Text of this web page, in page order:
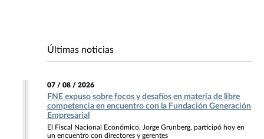
Últimas noticias
07 / 08 / 2026
FNE expuso sobre focos y desafíos en materia de libre
competencia en encuentro con la Fundación Generación
Empresarial
El Fiscal Nacional Económico, Jorge Grunberg, participó hoy en
un encuentro con directores y gerentes